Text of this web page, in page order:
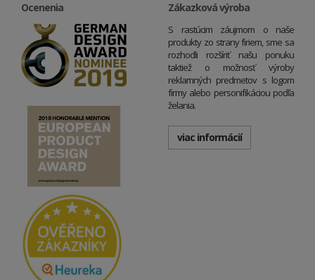
Ocenenia Zákazková výroba
S rastúcim záujmom o naše
produkty zo strany firiem, sme sa
rozhodli rozšíriť našu ponuku
taktiež o možnosť výroby
reklamných predmetov s logom
firmy alebo personifikáciou podľa
želania.
viac informácií